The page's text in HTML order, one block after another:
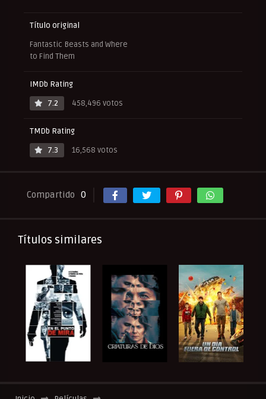
Título original
Fantastic Beasts and Where
to Find Them
IMDb Rating
7.2
458,496 votos
TMDb Rating
7.3
16,568 votos
Compartido 0
Títulos similares